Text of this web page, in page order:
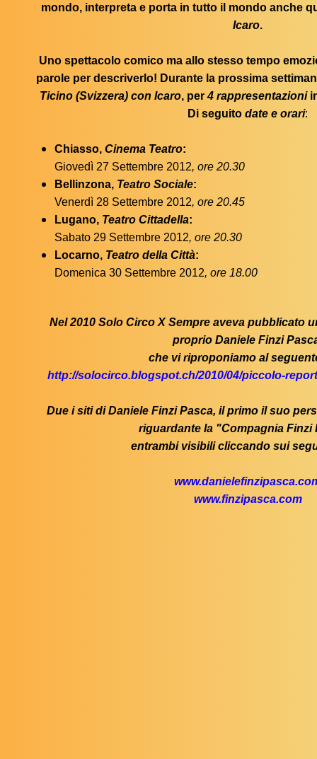
mondo, interpreta e porta in tutto il mondo anche
Icaro.
Uno spettacolo comico ma allo stesso tempo
parole per descriverlo! Durante la prossima
Ticino (Svizzera) con Icaro, per4 rappresentazioni
Di seguitodate e orari:
Chiasso, Cinema Teatro:
Giovedì 27 Settembre 2012, ore 20.30
Bellinzona, Teatro Sociale:
Venerdì 28 Settembre 2012, ore 20.45
Lugano, Teatro Cittadella:
Sabato 29 Settembre 2012, ore 20.30
Locarno, Teatro della Città:
Domenica 30 Settembre 2012, ore 18.00
Nel 2010 Solo Circo X Sempre aveva pubblicato
proprio Daniele Finzi
che vi riproponiamo al
http://solocirco.blogspot.ch/2010/04/piccolo-
Due i siti di Daniele Finzi Pasca, il primo il suo
riguardante la "Compagnia Finzi
entrambi visibili cliccando sui
www.finzipasca.com